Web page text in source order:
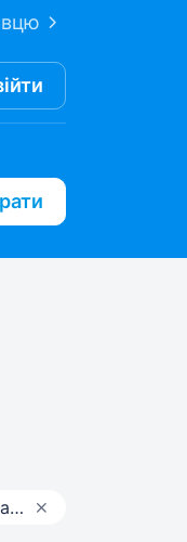
Металургійна промисловість, металообробка